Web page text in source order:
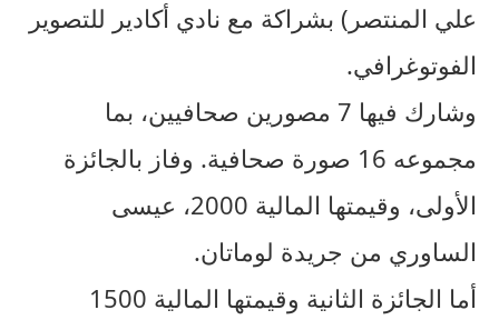
علي المنتصر) بشراكة مع نادي أكادير للتصوير
الفوتوغرافي.
وشارك فيها 7 مصورين صحافيين، بما
مجموعه 16 صورة صحافية. وفاز بالجائزة
الأولى، وقيمتها المالية 2000، عيسى
الساوري من جريدة لوماتان.
أما الجائزة الثانية وقيمتها المالية 1500